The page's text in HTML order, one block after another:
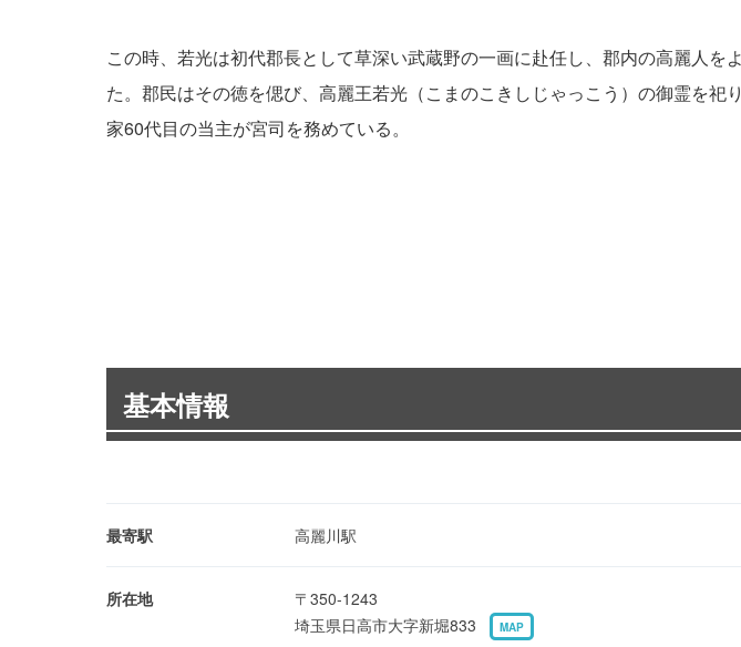
この時、若光は初代郡長として草深い武蔵野の一画に赴任し、郡内の高麗人
た。郡民はその徳を偲び、高麗王若光（こまのこきしじゃっこう）の御霊を
家60代目の当主が宮司を務めている。
基本情報
最寄駅 高麗川駅
所在地
〒350-1243
埼玉県日高市大字新堀833
MAP